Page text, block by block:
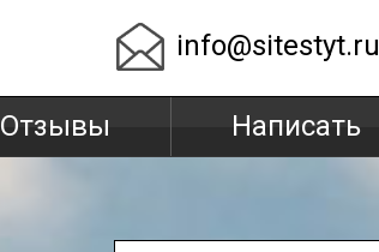
info@sitestyt.ru
Отзывы Написать